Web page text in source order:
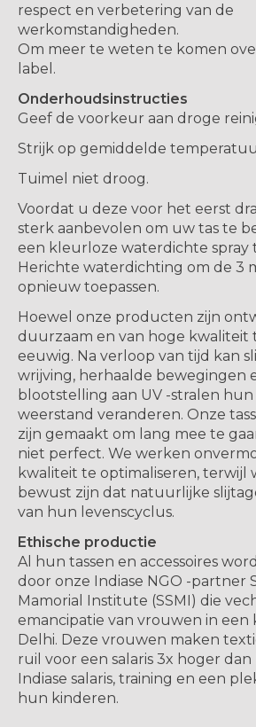
respect en verbetering van de
werkomstandigheden.
Om meer te weten te komen
label.
Onderhoudsinstructies
Geef de voorkeur aan droge
Strijk op gemiddelde
Tuimel niet droog.
Voordat u deze voor het eerst
sterk aanbevolen om uw tas te
een kleurloze waterdichte spray
Herichte waterdichting om de 3
opnieuw toepassen.
Hoewel onze producten zijn
duurzaam en van hoge kwaliteit
eeuwig. Na verloop van tijd kan
wrijving, herhaalde bewegingen
blootstelling aan UV -stralen
weerstand veranderen. Onze
zijn gemaakt om lang mee te
niet perfect. We werken
kwaliteit te optimaliseren, terwijl
bewust zijn dat natuurlijke
van hun levenscyclus.
Ethische productie
Al hun tassen en accessoires
door onze Indiase NGO -partner
Mamorial Institute (SSMI) die
emancipatie van vrouwen in een
Delhi. Deze vrouwen maken
ruil voor een salaris 3x hoger
Indiase salaris, training en een
hun kinderen.